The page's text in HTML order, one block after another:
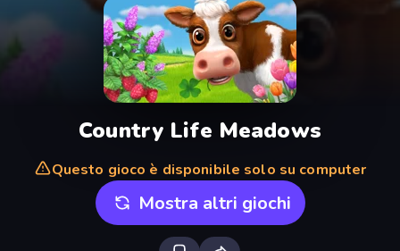
Country Life Meadows
Questo gioco è disponibile solo su computer
Mostra altri giochi